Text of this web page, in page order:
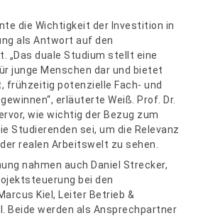
die Wichtigkeit der Investition in
als Antwort auf den
„Das duale Studium stellt eine
junge Menschen dar und bietet
frühzeitig potenzielle Fach- und
erläuterte Weiß. Prof. Dr.
wie wichtig der Bezug zum
Studierenden sei, um die Relevanz
realen Arbeitswelt zu sehen.
nahmen auch Daniel Strecker,
bei den
Kiel, Leiter Betrieb &
Beide werden als Ansprechpartner